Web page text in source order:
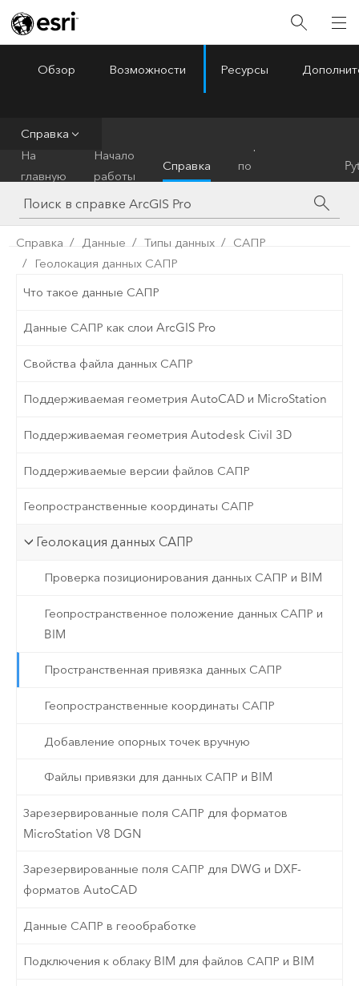
ArcGIS Pro
Обзор Возможности Ресурсы
Справка
На
главную
Начало
работы
Справка
по
инструментам
Справка Данные Типы данных
САПР
Геолокация данных САПР
Что такое данные САПР
Данные САПР как слои ArcGIS Pro
Свойства файла данных САПР
Поддерживаемая геометрия AutoCAD и MicroStation
Поддерживаемая геометрия Autodesk Civil 3D
Поддерживаемые версии файлов САПР
Геопространственные координаты САПР
Геолокация данных САПР
Проверка позиционирования данных САПР и BIM
Геопространственное положение данных САПР и
BIM
Пространственная привязка данных САПР
Геопространственные координаты САПР
Добавление опорных точек вручную
Файлы привязки для данных САПР и BIM
Зарезервированные поля САПР для форматов
MicroStation V8 DGN
Зарезервированные поля САПР для DWG и DXF-
форматов AutoCAD
Данные САПР в геообработке
Подключения к облаку BIM для файлов САПР и BIM